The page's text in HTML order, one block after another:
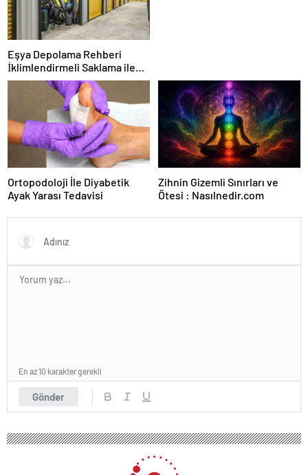
Eşya Depolama Rehberi
İklimlendirmeli Saklama ile
Güvenli Kullanım
Ortopodoloji İle Diyabetik
Ayak Yarası Tedavisi
Zihnin Gizemli Sınırları ve
Ötesi : Nasılnedir.com
Gönder
En az 10 karakter gerekli